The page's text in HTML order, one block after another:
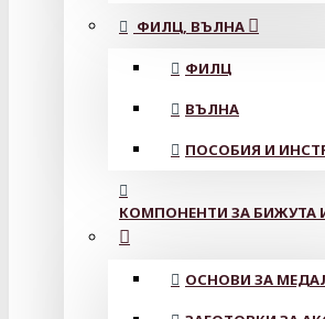
ФИЛЦ, ВЪЛНА
ФИЛЦ
ВЪЛНА
ПОСОБИЯ И
КОМПОНЕНТИ ЗА БИЖУТА
ОСНОВИ ЗА